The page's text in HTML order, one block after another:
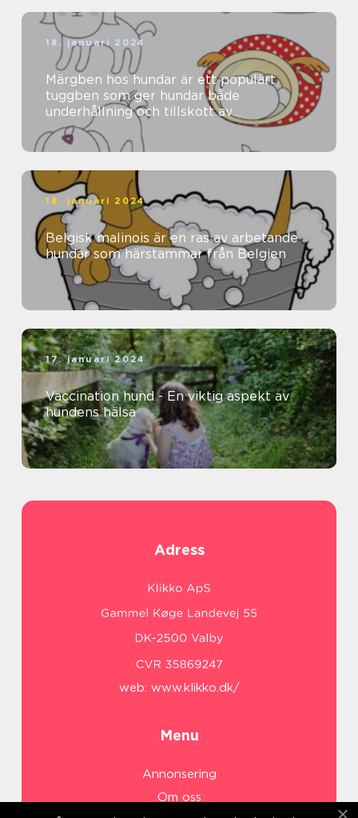
18. januari 2024
Märgben hos hundar är ett populärt
tuggben som ger hundar både
underhållning och tillskott av
näringsämnen
18. januari 2024
Belgisk malinois är en ras av arbetande
hundar som härstammar från Belgien
17. januari 2024
Vaccination hund - En viktig aspekt av
hundens hälsa
Adress
web: www.klikko.dk/
Menu
Annonsering
Om oss